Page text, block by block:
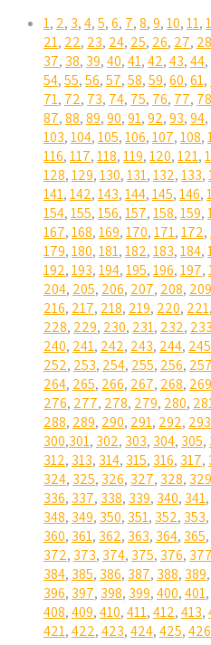
1, 2, 3,4,5,6, 7,8,9,10,11,
21, 22, 23, 24, 25, 26, 27, 28
37, 38, 39,40,41,42,43,44,
54,55,56,57,58,59,60,61,
71, 72, 73, 74, 75, 76, 77, 78
87,88,89,90,91,92,93,94,
103,104,105,106,107,108,
116,117,118,119,120,121,
128,129,130,131,132,133,
141,142,143,144,145,146,
154,155,156,157,158,159,
167,168,169,170,171,172,
179,180,181,182,183,184,
192,193,194,195,196,197,
204, 205, 206, 207, 208, 209
216, 217, 218, 219, 220, 221,
228, 229, 230, 231, 232, 233
240, 241, 242, 243, 244, 245
252, 253, 254, 255, 256, 257
264, 265, 266, 267, 268, 269
276, 277, 278, 279, 280,
288, 289, 290, 291, 292, 293
300,301, 302, 303, 304, 305,
312, 313, 314, 315, 316, 317,
324, 325, 326, 327, 328, 329
336, 337, 338, 339, 340, 341,
348, 349, 350, 351, 352, 353,
360, 361, 362, 363, 364, 365,
372, 373, 374, 375, 376, 377
384, 385, 386, 387, 388, 389,
396, 397, 398, 399,400,401,
408,409,410,411,412,413,
421,422,423,424,425,426